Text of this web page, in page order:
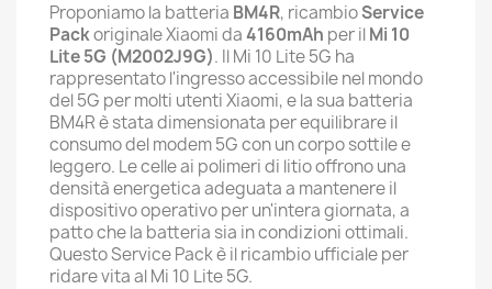
Proponiamo la batteria BM4R, ricambioService
Packoriginale Xiaomi da4160mAh per ilMi 10
Lite 5G (M2002J9G). Il Mi 10 Lite 5G ha
rappresentato l'ingresso accessibile nel mondo
del 5G per molti utenti Xiaomi, e la sua batteria
BM4R è stata dimensionata per equilibrare il
consumo del modem 5G con un corpo sottile e
leggero. Le celle ai polimeri di litio offrono una
densità energetica adeguata a mantenere il
dispositivo operativo per un'intera giornata, a
patto che la batteria sia in condizioni ottimali.
Questo Service Pack è il ricambio ufficiale per
ridare vita al Mi 10 Lite 5G.